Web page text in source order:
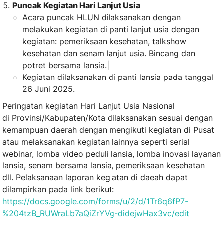
Puncak Kegiatan Hari Lanjut Usia
Acara puncak HLUN dilaksanakan dengan
melakukan kegiatan di panti lanjut usia dengan
kegiatan: pemeriksaan kesehatan, talkshow
kesehatan dan senam lanjut usia. Bincang dan
potret bersama lansia.|
Kegiatan dilaksanakan di panti lansia pada tanggal
26 Juni 2025.
Peringatan kegiatan Hari Lanjut Usia Nasional
di Provinsi/Kabupaten/Kota dilaksanakan sesuai dengan
kemampuan daerah dengan mengikuti kegiatan di Pusat
atau melaksanakan kegiatan lainnya seperti serial
webinar, lomba video peduli lansia, lomba inovasi layanan
lansia, senam bersama lansia, pemeriksaan kesehatan
dll. Pelaksanaan laporan kegiatan di daeah dapat
dilampirkan pada link berikut:
https://docs.google.com/forms/u/2/d/1Tr6q6fP7-
%204tzB_RUWraLb7aQiZrYVg-didejwHax3vc/edit